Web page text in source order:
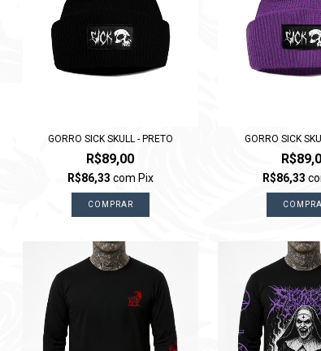
GORRO SICK SKULL - PRETO
R$89,00
R$86,33 com Pix
COMPRAR
GORRO SICK
R$86,33